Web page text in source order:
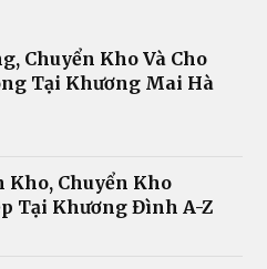
Chuyển Kho Và Cho
Tại Khương Mai Hà
Kho, Chuyển Kho
Tại Khương Đình A-Z